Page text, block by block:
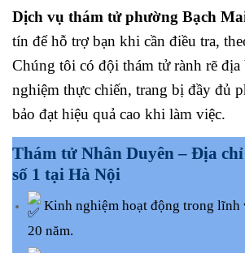
Dịch vụ thám tử phường Bạch
tín để hỗ trợ bạn khi cần điều tra,
Chúng tôi có đội thám tử rành rẽ
nghiệm thực chiến, trang bị đầy đủ
bảo đạt hiệu quả cao khi làm việc.
Thám tử Nhân Duyên – Địa
số 1 tại Hà Nội
Kinh nghiệm hoạt động trong lĩnh
20 năm.